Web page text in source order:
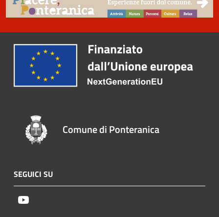
Comune di Ponteranica
SEGUICI SU